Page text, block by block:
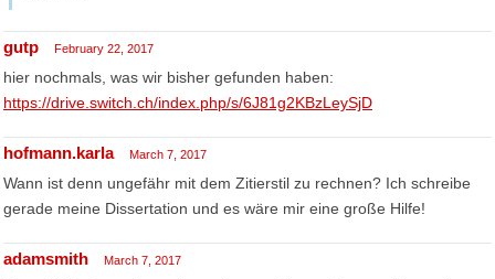
gutp February 22, 2017
hier nochmals, was wir bisher gefunden haben:
https://drive.switch.ch/index.php/s/6J81g2KBzLeySjD
hofmann.karla March 7, 2017
Wann ist denn ungefähr mit dem Zitierstil zu rechnen? Ich schreibe
gerade meine Dissertation und es wäre mir eine große Hilfe!
adamsmith March 7, 2017